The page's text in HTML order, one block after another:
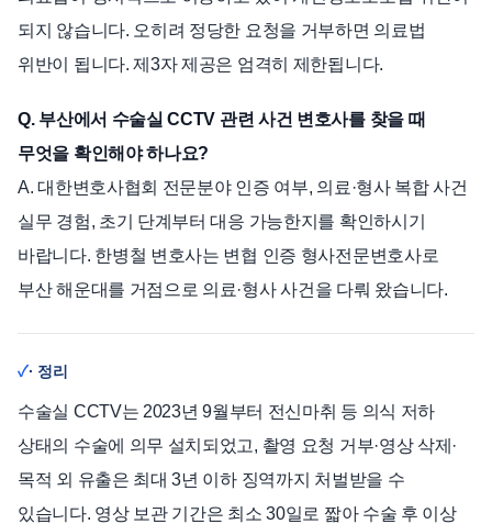
되지 않습니다. 오히려 정당한 요청을 거부하면 의료법
위반이 됩니다. 제3자 제공은 엄격히 제한됩니다.
Q. 부산에서 수술실 CCTV 관련 사건 변호사를 찾을 때
무엇을 확인해야 하나요?
A. 대한변호사협회 전문분야 인증 여부, 의료·형사 복합 사건
실무 경험, 초기 단계부터 대응 가능한지를 확인하시기
바랍니다. 한병철 변호사는 변협 인증 형사전문변호사로
부산 해운대를 거점으로 의료·형사 사건을 다뤄 왔습니다.
· 정리
수술실 CCTV는 2023년 9월부터 전신마취 등 의식 저하
상태의 수술에 의무 설치되었고, 촬영 요청 거부·영상 삭제·
목적 외 유출은 최대 3년 이하 징역까지 처벌받을 수
있습니다. 영상 보관 기간은 최소 30일로 짧아 수술 후 이상